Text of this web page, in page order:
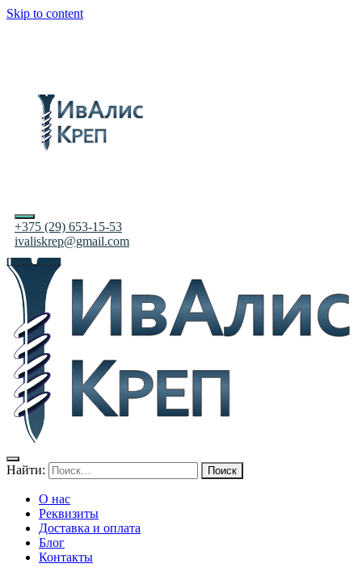
Skip to content
+375 (29) 653-15-53
ivaliskrep@gmail.com
Найти:
О нас
Реквизиты
Доставка и оплата
Блог
Контакты